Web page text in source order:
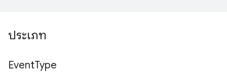
ประเภท
EventType